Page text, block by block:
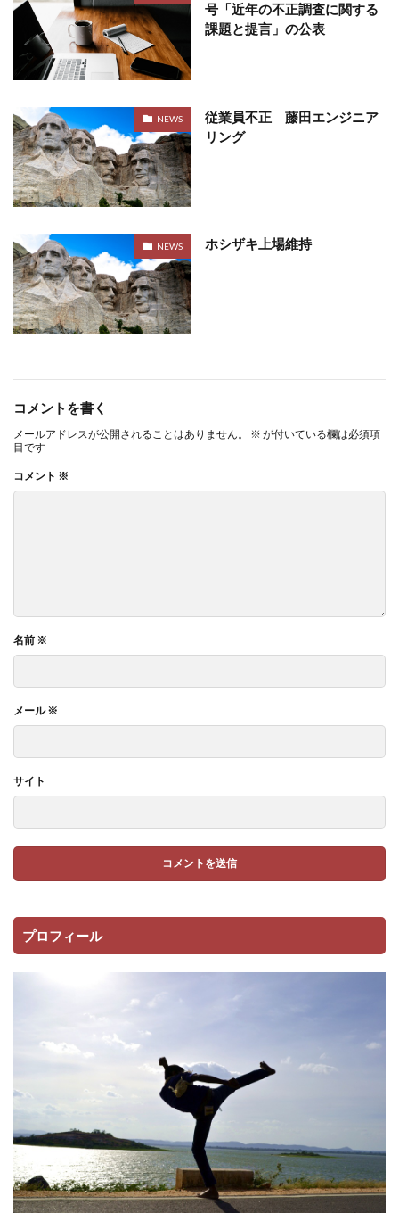
号「近年の不正調査に関する
課題と提言」の公表
NEWS
従業員不正 藤田エンジニア
リング
NEWS ホシザキ上場維持
コメントを書く
メールアドレスが公開されることはありません。 ※ が付いている欄は必須項
目です
コメント ※
名前 ※
メール※
サイト
プロフィール